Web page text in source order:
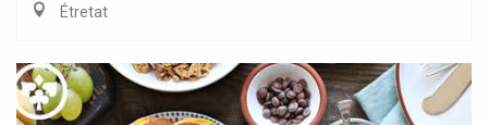
Étretat